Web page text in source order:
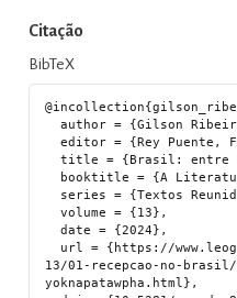
Citação
BibTeX
  author = {Gilson Ribeiro, Leo},
  editor = {Rey Puente, Fernando},
  title = {Brasil: entre Dogpatch e Yoknapatawpha},
  volume = {13},
  date = {2024},
13/01-recepcao-no-
yoknapatawpha.html},